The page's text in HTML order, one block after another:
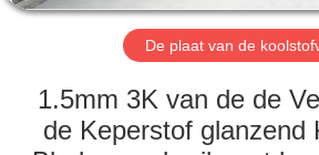
FABRIEKSREIS
De plaat van de
1.5mm 3K van de de
de Keperstof glanzend